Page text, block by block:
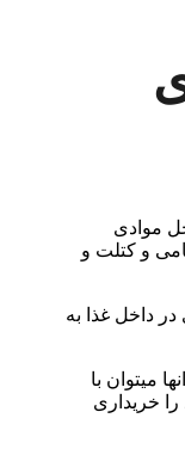
موادی
و کتلت و
داخل غذا به
میتوان با
خریداری